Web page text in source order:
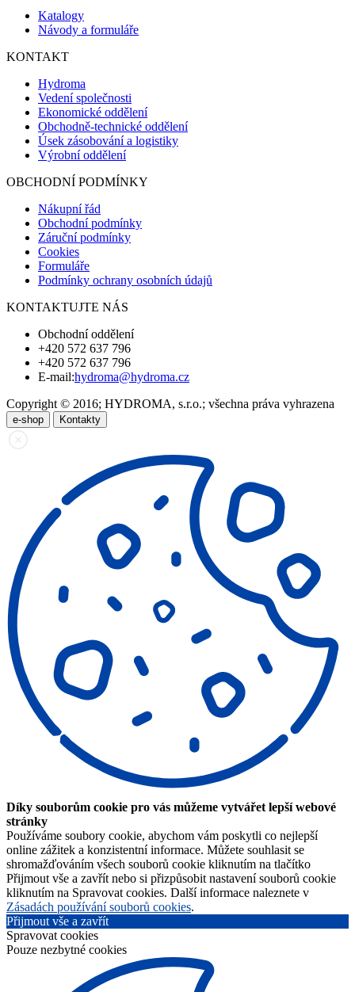
Katalogy
Návody a formuláře
KONTAKT
Hydroma
Vedení společnosti
Ekonomické oddělení
Obchodně-technické oddělení
Úsek zásobování a logistiky
Výrobní oddělení
OBCHODNÍ PODMÍNKY
Nákupní řád
Obchodní podmínky
Záruční podmínky
Cookies
Formuláře
Podmínky ochrany osobních údajů
KONTAKTUJTE NÁS
Obchodní oddělení
+420 572 637 796
+420 572 637 796
E-mail:hydroma@hydroma.cz
Copyright © 2016; HYDROMA, s.r.o.; všechna práva vyhrazena
e-shop Kontakty
Díky souborům cookie pro vás můžeme vytvářet lepší webové
stránky
Používáme soubory cookie, abychom vám poskytli co nejlepší
online zážitek a konzistentní informace. Můžete souhlasit se
shromažďováním všech souborů cookie kliknutím na tlačítko
Přijmout vše a zavřít nebo si přizpůsobit nastavení souborů cookie
kliknutím na Spravovat cookies. Další informace naleznete v
Zásadách používání souborů cookies.
Přijmout vše a zavřít
Spravovat cookies
Pouze nezbytné cookies